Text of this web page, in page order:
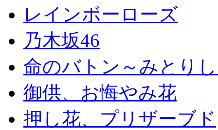
レインボーローズ
乃木坂46
命のバトン～みとり
御供、お悔やみ花
押し花、プリザーブド